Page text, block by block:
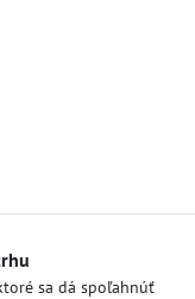
sa dá spoľahnúť